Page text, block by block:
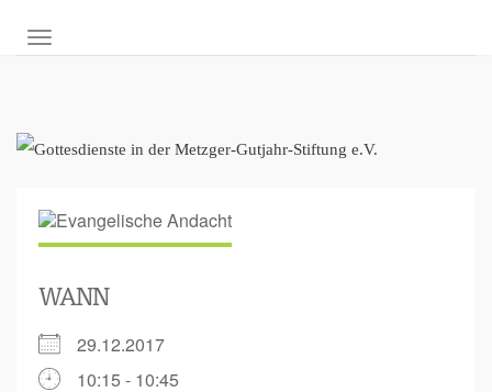
NAVIGATION UMSCHALTEN
WANN
29.12.2017
10:15 - 10:45